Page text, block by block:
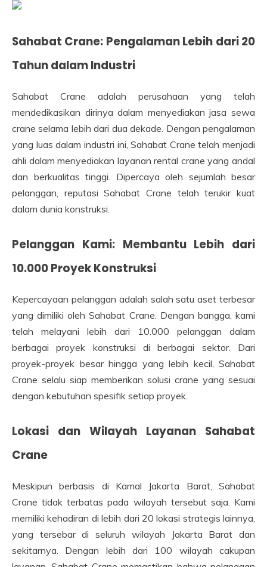
Sahabat Crane: Pengalaman Lebih dari 20
Tahun dalam Industri
Sahabat Crane adalah perusahaan yang telah
mendedikasikan dirinya dalam menyediakan jasa sewa
crane selama lebih dari dua dekade. Dengan pengalaman
yang luas dalam industri ini, Sahabat Crane telah menjadi
ahli dalam menyediakan layanan rental crane yang andal
dan berkualitas tinggi. Dipercaya oleh sejumlah besar
pelanggan, reputasi Sahabat Crane telah terukir kuat
dalam dunia konstruksi.
Pelanggan Kami: Membantu Lebih dari
10.000 Proyek Konstruksi
Kepercayaan pelanggan adalah salah satu aset terbesar
yang dimiliki oleh Sahabat Crane. Dengan bangga, kami
telah melayani lebih dari 10.000 pelanggan dalam
berbagai proyek konstruksi di berbagai sektor. Dari
proyek-proyek besar hingga yang lebih kecil, Sahabat
Crane selalu siap memberikan solusi crane yang sesuai
dengan kebutuhan spesifik setiap proyek.
Lokasi dan Wilayah Layanan Sahabat
Crane
Meskipun berbasis di Kamal Jakarta Barat, Sahabat
Crane tidak terbatas pada wilayah tersebut saja. Kami
memiliki kehadiran di lebih dari 20 lokasi strategis lainnya,
yang tersebar di seluruh wilayah Jakarta Barat dan
sekitarnya. Dengan lebih dari 100 wilayah cakupan